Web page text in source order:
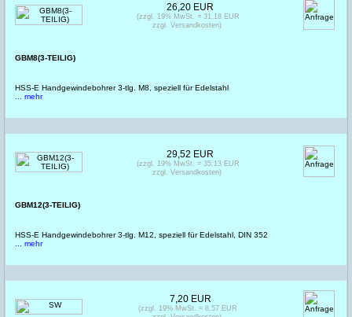
GBM8(3-TEILIG)
HSS-E Handgewindebohrer 3-tlg. M8, speziell für Edelstahl
... mehr
26,20 EUR
(zzgl. 19% MwSt. = 31,18 EUR
zzgl. Versandkosten)
GBM12(3-TEILIG)
HSS-E Handgewindebohrer 3-tlg. M12, speziell für Edelstahl, DIN 352
... mehr
29,52 EUR
(zzgl. 19% MwSt. = 35,13 EUR
zzgl. Versandkosten)
7,20 EUR
(zzgl. 19% MwSt. = 8,57 EUR